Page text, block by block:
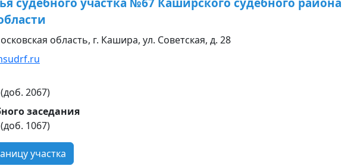
область, г. Кашира, ул. Советская, д. 28
(доб. 2067)
заседания
(доб. 1067)
участка